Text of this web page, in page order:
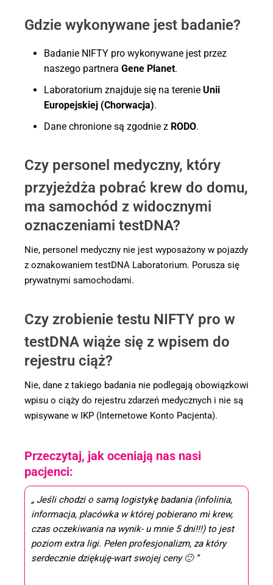
Gdzie wykonywane jest badanie?
Badanie NIFTY pro wykonywane jest przez
naszego partnera Gene Planet.
Laboratorium znajduje się na terenie Unii
Europejskiej (Chorwacja).
Dane chronione są zgodnie z RODO.
Czy personel medyczny, który
przyjeżdża pobrać krew do domu,
ma samochód z widocznymi
oznaczeniami testDNA?
Nie, personel medyczny nie jest wyposażony w pojazdy
z oznakowaniem testDNA Laboratorium. Porusza się
prywatnymi samochodami.
Czy zrobienie testu NIFTY pro w
testDNA wiąże się z wpisem do
rejestru ciąż?
Nie, dane z takiego badania nie podlegają obowiązkowi
wpisu o ciąży do rejestru zdarzeń medycznych i nie są
wpisywane w IKP (Internetowe Konto Pacjenta).
Przeczytaj, jak oceniają nas nasi
pacjenci:
„ Jeśli chodzi o samą logistykę badania (infolinia,
informacja, placówka w której pobierano mi krew,
czas oczekiwania na wynik- u mnie 5 dni!!!) to jest
poziom extra ligi. Pełen profesjonalizm, za który
serdecznie dziękuję-wart swojej ceny 🙂 ”